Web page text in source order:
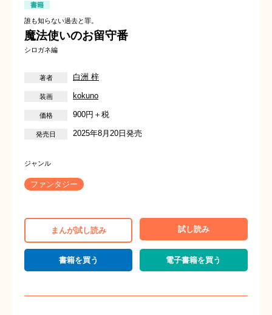
書籍
誰も知らない過去と罪。
魔法使いのお留守番
シロガネ編
白洲 梓
kokuno
900円＋税
2025年8月20日発売
ファンタジー
まんが試し読み 試し読み
書籍を買う 電子書籍を買う